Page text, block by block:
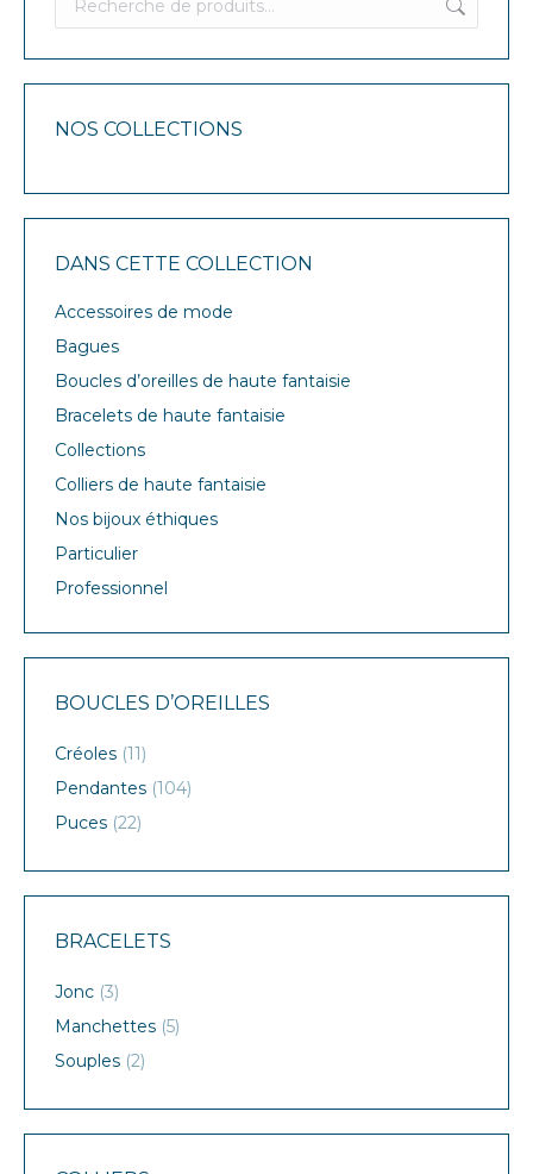
NOS COLLECTIONS
DANS CETTE COLLECTION
Accessoires de mode
Bagues
Boucles d’oreilles de haute fantaisie
Bracelets de haute fantaisie
Collections
Colliers de haute fantaisie
Nos bijoux éthiques
Particulier
Professionnel
BOUCLES D’OREILLES
Créoles (11)
Pendantes (104)
Puces (22)
BRACELETS
Jonc (3)
Manchettes (5)
Souples (2)